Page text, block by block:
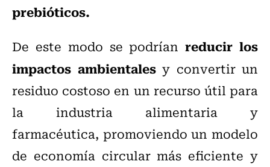
prebióticos.
De este modo se podrían reducir los
impactos ambientalesy convertir un
residuo costoso en un recurso útil para
la industria alimentaria y
farmacéutica, promoviendo un modelo
de economía circular más eficiente y